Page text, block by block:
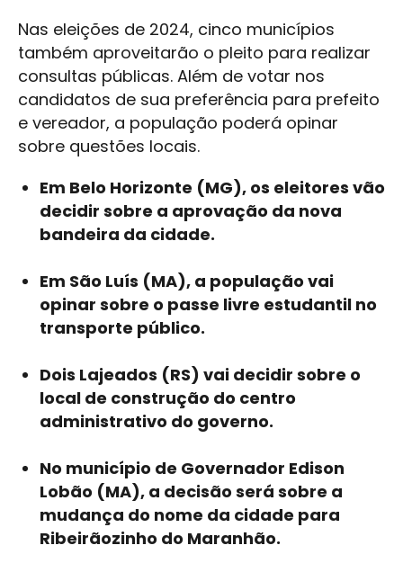
Nas eleições de 2024, cinco municípios
também aproveitarão o pleito para realizar
consultas públicas. Além de votar nos
candidatos de sua preferência para prefeito
e vereador, a população poderá opinar
sobre questões locais.
Em Belo Horizonte (MG), os eleitores vão
decidir sobre a aprovação da nova
bandeira da cidade.
Em São Luís (MA), a população vai
opinar sobre o passe livre estudantil no
transporte público.
Dois Lajeados (RS) vai decidir sobre o
local de construção do centro
administrativo do governo.
No município de Governador Edison
Lobão (MA), a decisão será sobre a
mudança do nome da cidade para
Ribeirãozinho do Maranhão.